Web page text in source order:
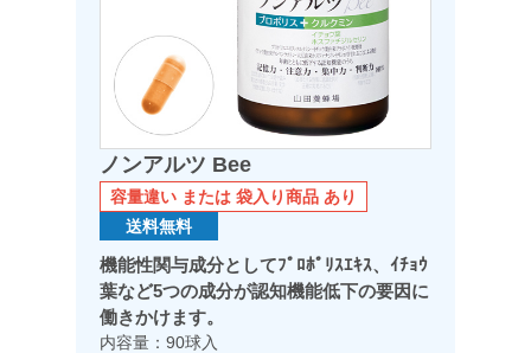
ノンアルツ Bee
容量違い または 袋入り商品 あり
送料無料
機能性関与成分としてﾌﾟﾛﾎﾟﾘｽｴｷｽ、ｲﾁｮｳ
葉など5つの成分が認知機能低下の要因に
働きかけます。
内容量：90球入